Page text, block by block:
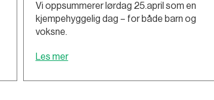
Vi oppsummerer lørdag 25.april som en
kjempehyggelig dag – for både barn og
voksne.
Les mer